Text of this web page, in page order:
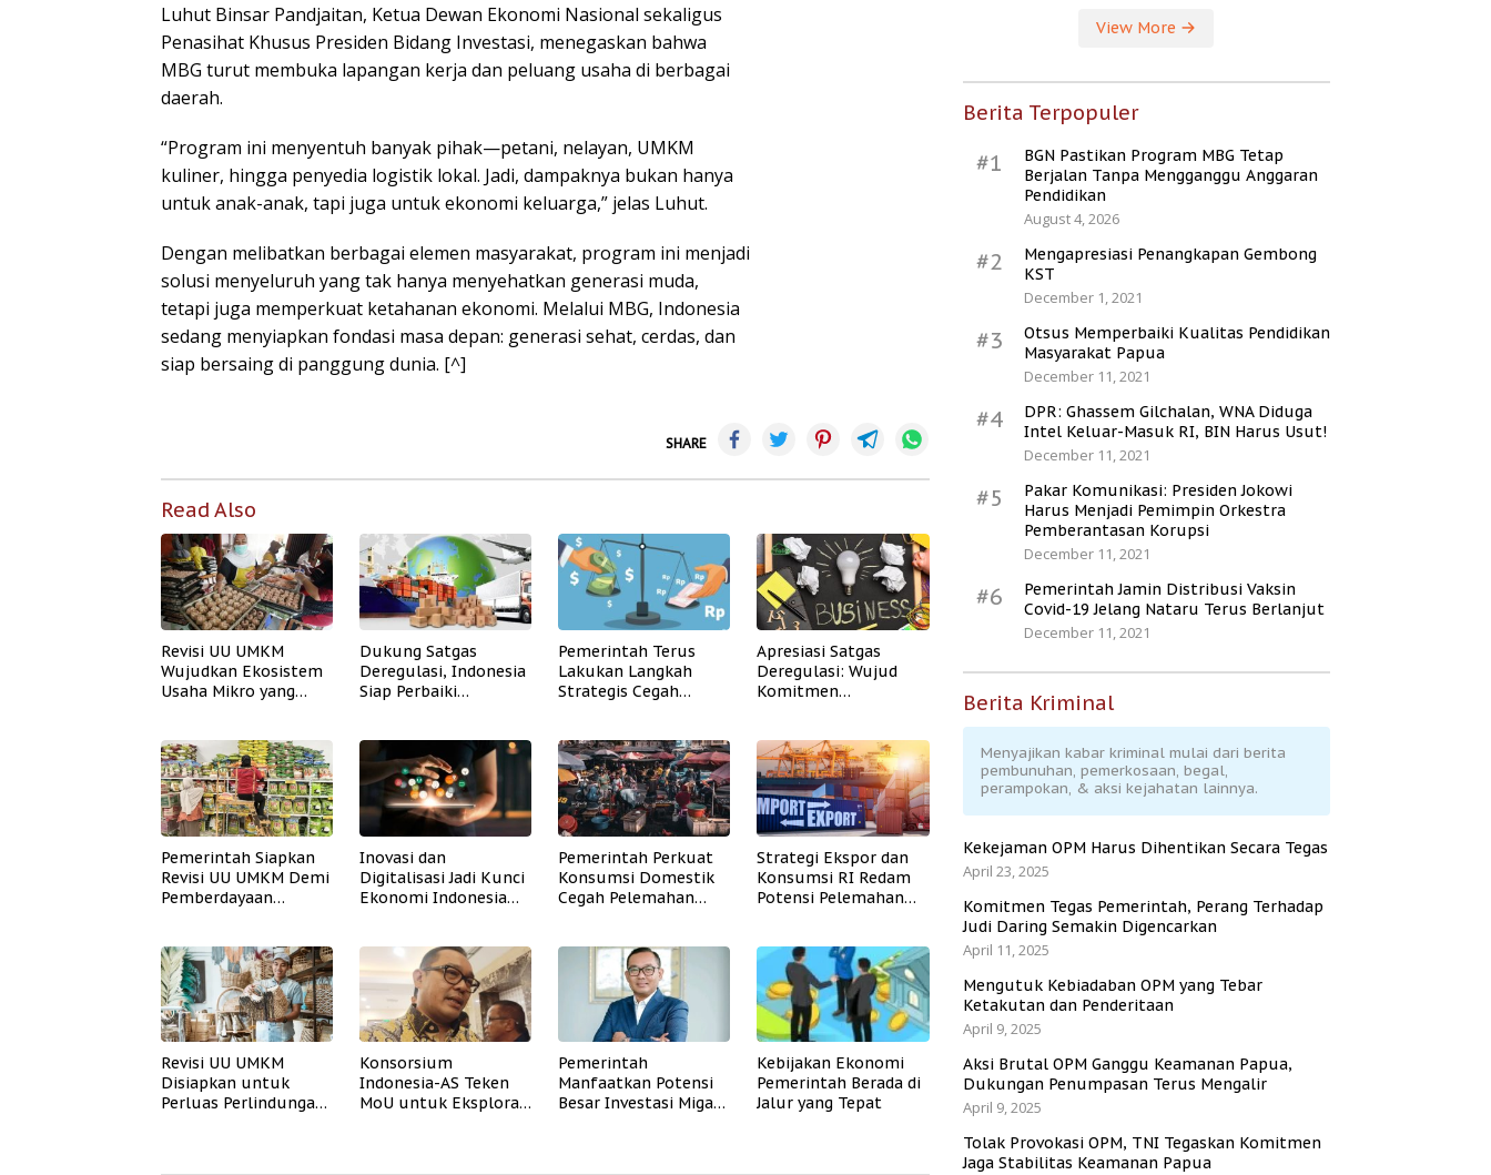
Luhut Binsar Pandjaitan, Ketua Dewan Ekonomi Nasional sekaligus
Penasihat Khusus Presiden Bidang Investasi, menegaskan bahwa
MBG turut membuka lapangan kerja dan peluang usaha di berbagai
daerah.
“Program ini menyentuh banyak pihak—petani, nelayan, UMKM
kuliner, hingga penyedia logistik lokal. Jadi, dampaknya bukan hanya
untuk anak-anak, tapi juga untuk ekonomi keluarga,” jelas Luhut.
Dengan melibatkan berbagai elemen masyarakat, program ini menjadi
solusi menyeluruh yang tak hanya menyehatkan generasi muda,
tetapi juga memperkuat ketahanan ekonomi. Melalui MBG, Indonesia
sedang menyiapkan fondasi masa depan: generasi sehat, cerdas, dan
siap bersaing di panggung dunia. [^]
SHARE
Read Also
Revisi UU UMKM
Wujudkan Ekosistem
Usaha Mikro yang
Dukung Satgas
Deregulasi, Indonesia
Siap Perbaiki
Pemerintah Terus
Lakukan Langkah
Strategis Cegah
Apresiasi Satgas
Deregulasi: Wujud
Komitmen
Pemerintah Siapkan
Revisi UU UMKM Demi
Pemberdayaan
Inovasi dan
Digitalisasi Jadi Kunci
Ekonomi Indonesia
Pemerintah Perkuat
Konsumsi Domestik
Cegah Pelemahan
Strategi Ekspor dan
Konsumsi RI Redam
Potensi Pelemahan
Revisi UU UMKM
Disiapkan untuk
Perluas Perlindungan
Konsorsium
Indonesia-AS Teken
MoU untuk Eksplorasi
Pemerintah
Manfaatkan Potensi
Besar Investasi Migas
Kebijakan Ekonomi
Pemerintah Berada di
Jalur yang Tepat
View More
Berita Terpopuler
#1
BGN Pastikan Program MBG Tetap
Berjalan Tanpa Mengganggu Anggaran
Pendidikan
August 4, 2026
#2
Mengapresiasi Penangkapan Gembong
KST
December 1, 2021
#3
Otsus Memperbaiki Kualitas Pendidikan
Masyarakat Papua
December 11, 2021
#4
DPR: Ghassem Gilchalan, WNA Diduga
Intel Keluar-Masuk RI, BIN Harus Usut!
December 11, 2021
#5
Pakar Komunikasi: Presiden Jokowi
Harus Menjadi Pemimpin Orkestra
Pemberantasan Korupsi
December 11, 2021
#6
Pemerintah Jamin Distribusi Vaksin
Covid-19 Jelang Nataru Terus Berlanjut
December 11, 2021
Berita Kriminal
Menyajikan kabar kriminal mulai dari berita
pembunuhan, pemerkosaan, begal,
perampokan, & aksi kejahatan lainnya.
Kekejaman OPM Harus Dihentikan Secara Tegas
April 23, 2025
Komitmen Tegas Pemerintah, Perang Terhadap
Judi Daring Semakin Digencarkan
April 11, 2025
Mengutuk Kebiadaban OPM yang Tebar
Ketakutan dan Penderitaan
April 9, 2025
Aksi Brutal OPM Ganggu Keamanan Papua,
Dukungan Penumpasan Terus Mengalir
April 9, 2025
Tolak Provokasi OPM, TNI Tegaskan Komitmen
Jaga Stabilitas Keamanan Papua